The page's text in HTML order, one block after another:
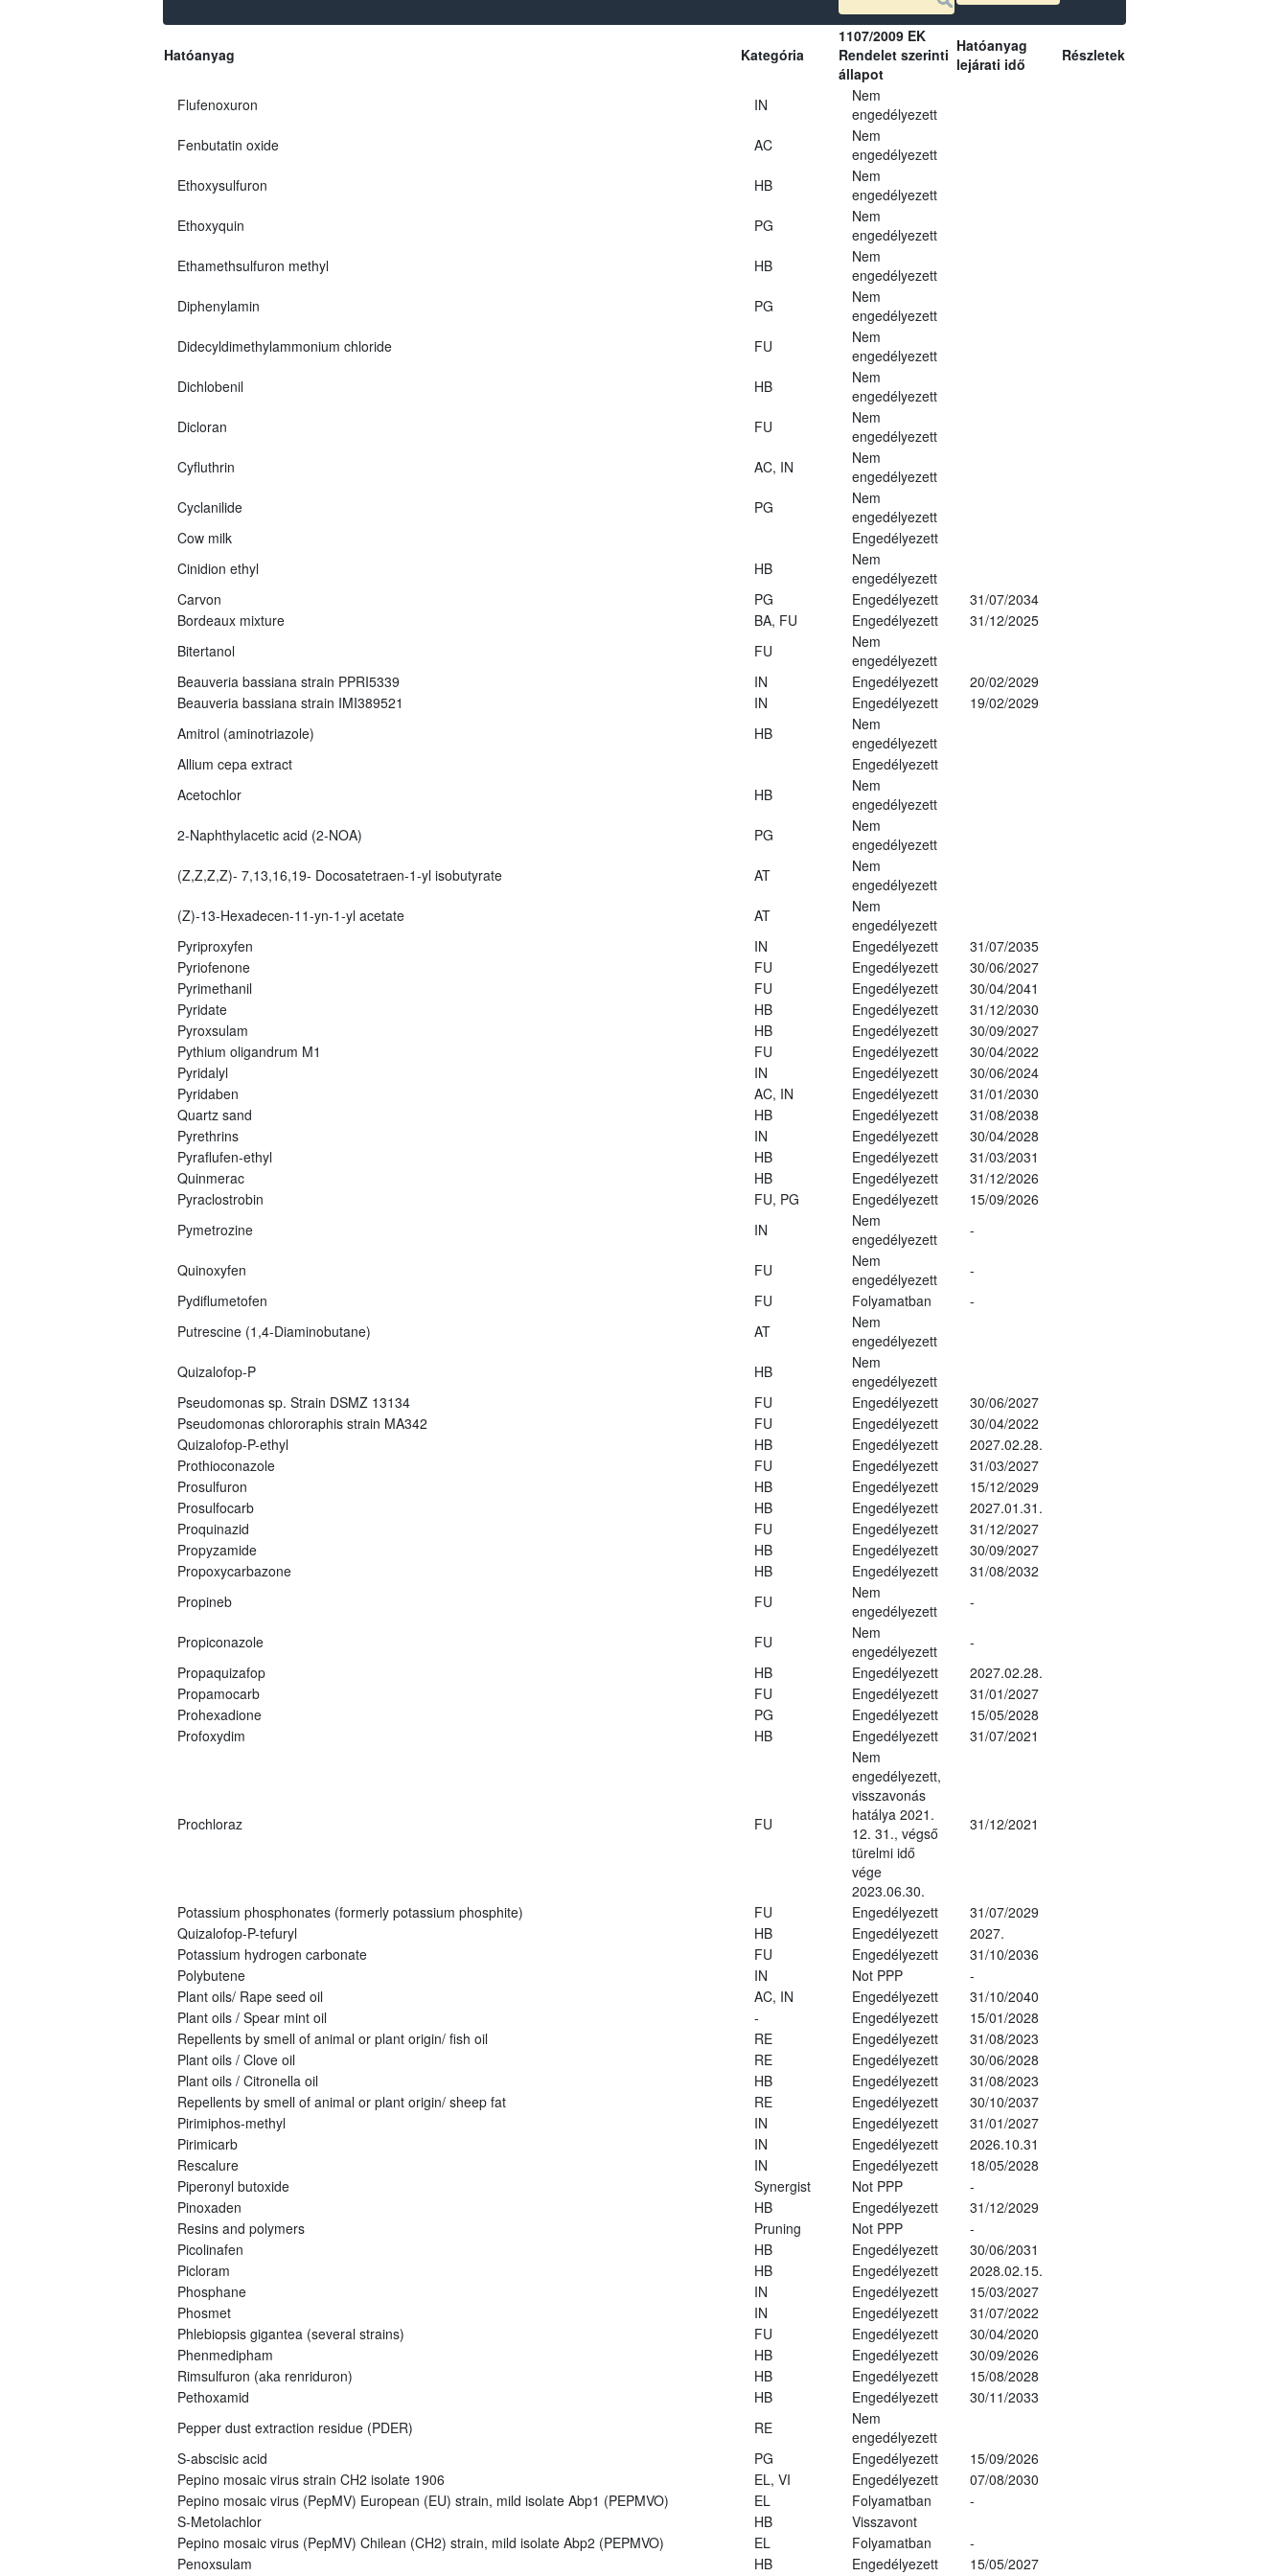
Hatóanyag Kategória
1107/2009 EK
Rendelet szerinti
állapot
Hatóanyag
lejárati idő
Részletek
Flufenoxuron IN
Nem
engedélyezett
Fenbutatin oxide
AC
Nem
engedélyezett
Ethoxysulfuron
HB
Nem
engedélyezett
Ethoxyquin
PG
Nem
engedélyezett
Ethamethsulfuron methyl
HB
Nem
engedélyezett
Diphenylamin
PG
Nem
engedélyezett
Didecyldimethylammonium chloride
FU
Nem
engedélyezett
Dichlobenil
HB
Nem
engedélyezett
Dicloran
FU
Nem
engedélyezett
Cyfluthrin
AC, IN
Nem
engedélyezett
Cyclanilide
PG
Nem
engedélyezett
Cow milk
Engedélyezett
Cinidion ethyl
HB
Nem
engedélyezett
Carvon
PG Engedélyezett
31/07/2034
Bordeaux mixture
BA, FU Engedélyezett
31/12/2025
Bitertanol
FU
Nem
engedélyezett
Beauveria bassiana strain PPRI5339
IN Engedélyezett
20/02/2029
Beauveria bassiana strain IMI389521
IN Engedélyezett
19/02/2029
Amitrol (aminotriazole)
HB
Nem
engedélyezett
Allium cepa extract
Engedélyezett
Acetochlor
HB
Nem
engedélyezett
2-Naphthylacetic acid (2-NOA)
PG
Nem
engedélyezett
(Z,Z,Z,Z)- 7,13,16,19- Docosatetraen-1-yl isobutyrate
AT
Nem
engedélyezett
(Z)-13-Hexadecen-11-yn-1-yl acetate
AT
Nem
engedélyezett
Pyriproxyfen
IN Engedélyezett
31/07/2035
Pyriofenone
FU Engedélyezett
30/06/2027
Pyrimethanil
FU Engedélyezett
30/04/2041
Pyridate
HB Engedélyezett
31/12/2030
Pyroxsulam
HB Engedélyezett
30/09/2027
Pythium oligandrum M1
FU Engedélyezett
30/04/2022
Pyridalyl
IN Engedélyezett
30/06/2024
Pyridaben
AC, IN Engedélyezett
31/01/2030
Quartz sand
HB Engedélyezett
31/08/2038
Pyrethrins
IN Engedélyezett
30/04/2028
Pyraflufen-ethyl
HB Engedélyezett
31/03/2031
Quinmerac
HB Engedélyezett
31/12/2026
Pyraclostrobin
FU, PG Engedélyezett
15/09/2026
Pymetrozine
IN
Nem
engedélyezett
-
Quinoxyfen FU
Nem
engedélyezett
-
Pydiflumetofen
FU Folyamatban
-
Putrescine (1,4-Diaminobutane)
AT
Nem
engedélyezett
Quizalofop-P
HB
Nem
engedélyezett
Pseudomonas sp. Strain DSMZ 13134
FU Engedélyezett
30/06/2027
Pseudomonas chlororaphis strain MA342
FU Engedélyezett
30/04/2022
Quizalofop-P-ethyl
HB Engedélyezett
2027.02.28.
Prothioconazole
FU Engedélyezett
31/03/2027
Prosulfuron
HB Engedélyezett
15/12/2029
Prosulfocarb
HB Engedélyezett
2027.01.31.
Proquinazid
FU Engedélyezett
31/12/2027
Propyzamide
HB Engedélyezett
30/09/2027
Propoxycarbazone
HB Engedélyezett
31/08/2032
Propineb
FU
Nem
engedélyezett
-
Propiconazole FU
Nem
engedélyezett
-
Propaquizafop
HB Engedélyezett
2027.02.28.
Propamocarb
FU Engedélyezett
31/01/2027
Prohexadione
PG Engedélyezett
15/05/2028
Profoxydim
HB Engedélyezett 31/07/2021
Prochloraz FU
Nem
engedélyezett,
visszavonás
hatálya 2021.
12. 31., végső
türelmi idő
vége
2023.06.30.
31/12/2021
Potassium phosphonates (formerly potassium phosphite) FU Engedélyezett
31/07/2029
Quizalofop-P-tefuryl
HB Engedélyezett
2027.
Potassium hydrogen carbonate
FU Engedélyezett
31/10/2036
Polybutene
IN Not PPP
-
Plant oils/ Rape seed oil
AC, IN Engedélyezett
31/10/2040
Plant oils / Spear mint oil
- Engedélyezett
15/01/2028
Repellents by smell of animal or plant origin/ fish oil
RE Engedélyezett
31/08/2023
Plant oils / Clove oil
RE Engedélyezett
30/06/2028
Plant oils / Citronella oil
HB Engedélyezett
31/08/2023
Repellents by smell of animal or plant origin/ sheep fat
RE Engedélyezett
30/10/2037
Pirimiphos-methyl
IN Engedélyezett
31/01/2027
Pirimicarb
IN Engedélyezett
2026.10.31
Rescalure
IN Engedélyezett
18/05/2028
Piperonyl butoxide
Synergist Not PPP
-
Pinoxaden
HB Engedélyezett
31/12/2029
Resins and polymers
Pruning Not PPP
-
Picolinafen
HB Engedélyezett
30/06/2031
Picloram
HB Engedélyezett
2028.02.15.
Phosphane
IN Engedélyezett
15/03/2027
Phosmet
IN Engedélyezett
31/07/2022
Phlebiopsis gigantea (several strains)
FU Engedélyezett
30/04/2020
Phenmedipham
HB Engedélyezett
30/09/2026
Rimsulfuron (aka renriduron)
HB Engedélyezett
15/08/2028
Pethoxamid
HB Engedélyezett
30/11/2033
Pepper dust extraction residue (PDER)
RE
Nem
engedélyezett
S-abscisic acid
PG Engedélyezett
15/09/2026
Pepino mosaic virus strain CH2 isolate 1906
EL, VI Engedélyezett
07/08/2030
Pepino mosaic virus (PepMV) European (EU) strain, mild isolate Abp1 (PEPMVO)
EL Folyamatban
-
S-Metolachlor
HB
Visszavont
Pepino mosaic virus (PepMV) Chilean (CH2) strain, mild isolate Abp2 (PEPMVO)
EL Folyamatban
-
Penoxsulam
HB Engedélyezett
15/05/2027